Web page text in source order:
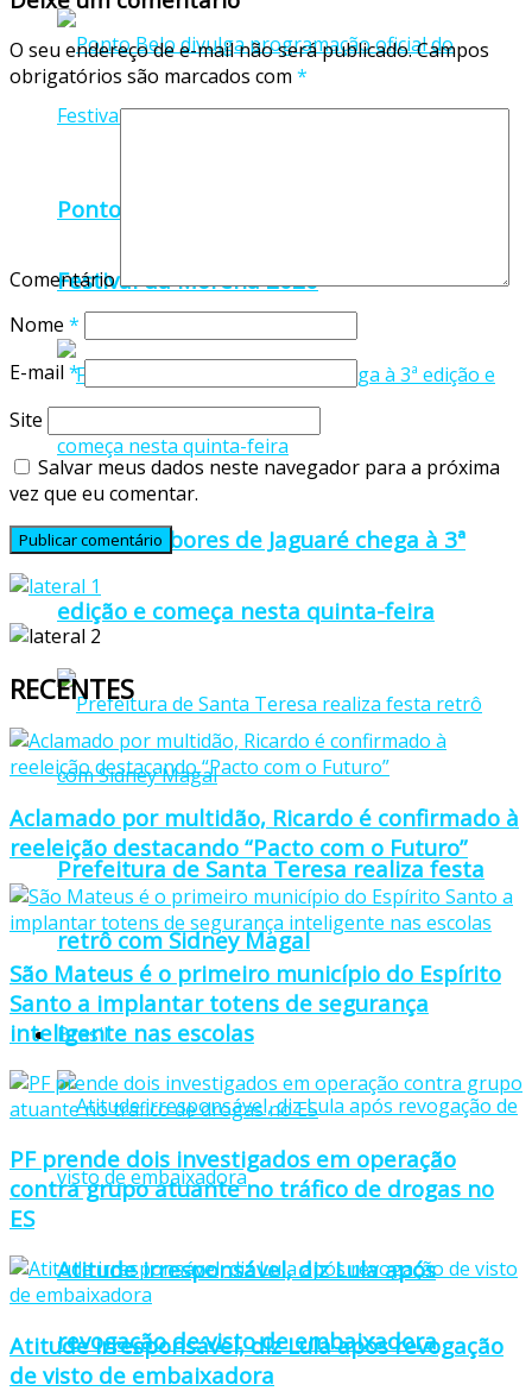
Ponto Belo divulga programação oficial do
Festival da Morena 2026
Festival Sabores de Jaguaré chega à 3ª
edição e começa nesta quinta-feira
Prefeitura de Santa Teresa realiza festa
retrô com Sidney Magal
Brasil
Atitude irresponsável, diz Lula após
revogação de visto de embaixadora
O seu endereço de e-mail não será publicado.Campos
obrigatórios são marcados com *
Comentário
Nome *
E-mail *
Site
Salvar meus dados neste navegador para a próxima
vez que eu comentar.
RECENTES
Aclamado por multidão, Ricardo é confirmado à
reeleição destacando “Pacto com o Futuro”
São Mateus é o primeiro município do Espírito
Santo a implantar totens de segurança
inteligente nas escolas
PF prende dois investigados em operação
contra grupo atuante no tráfico de drogas no
ES
Atitude irresponsável, diz Lula após revogação
de visto de embaixadora